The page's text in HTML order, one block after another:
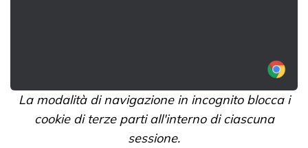
La modalità di navigazione in incognito blocca i
cookie di terze parti all'interno di ciascuna
sessione.